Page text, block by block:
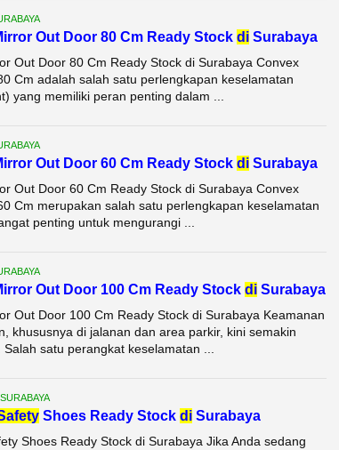
Out Door 80 Cm Ready Stock diSurabaya
Out Door 80 Cm Ready Stock di Surabaya Convex
Cm adalah salah satu perlengkapan keselamatan
yang memiliki peran penting dalam ...
Out Door 60 Cm Ready Stock diSurabaya
Out Door 60 Cm Ready Stock di Surabaya Convex
Cm merupakan salah satu perlengkapan keselamatan
penting untuk mengurangi ...
Out Door 100 Cm Ready Stock diSurabaya
Out Door 100 Cm Ready Stock di Surabaya Keamanan
khususnya di jalanan dan area parkir, kini semakin
satu perangkat keselamatan ...
Shoes Ready Stock diSurabaya
Shoes Ready Stock di Surabaya Jika Anda sedang